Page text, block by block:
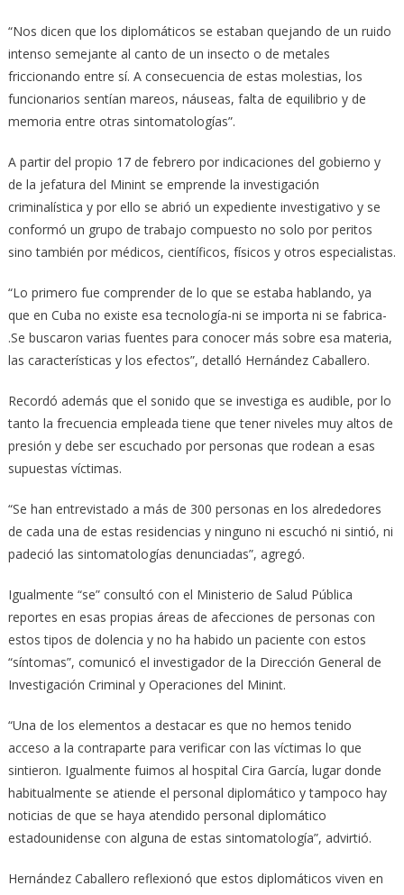
“Nos dicen que los diplomáticos se estaban quejando de un ruido
intenso semejante al canto de un insecto o de metales
friccionando entre sí. A consecuencia de estas molestias, los
funcionarios sentían mareos, náuseas, falta de equilibrio y de
memoria entre otras sintomatologías”.
A partir del propio 17 de febrero por indicaciones del gobierno y
de la jefatura del Minint se emprende la investigación
criminalística y por ello se abrió un expediente investigativo y se
conformó un grupo de trabajo compuesto no solo por peritos
sino también por médicos, científicos, físicos y otros especialistas.
“Lo primero fue comprender de lo que se estaba hablando, ya
que en Cuba no existe esa tecnología-ni se importa ni se fabrica-
.Se buscaron varias fuentes para conocer más sobre esa materia,
las características y los efectos”, detalló Hernández Caballero.
Recordó además que el sonido que se investiga es audible, por lo
tanto la frecuencia empleada tiene que tener niveles muy altos de
presión y debe ser escuchado por personas que rodean a esas
supuestas víctimas.
“Se han entrevistado a más de 300 personas en los alrededores
de cada una de estas residencias y ninguno ni escuchó ni sintió, ni
padeció las sintomatologías denunciadas”, agregó.
Igualmente “se” consultó con el Ministerio de Salud Pública
reportes en esas propias áreas de afecciones de personas con
estos tipos de dolencia y no ha habido un paciente con estos
“síntomas”, comunicó el investigador de la Dirección General de
Investigación Criminal y Operaciones del Minint.
“Una de los elementos a destacar es que no hemos tenido
acceso a la contraparte para verificar con las víctimas lo que
sintieron. Igualmente fuimos al hospital Cira García, lugar donde
habitualmente se atiende el personal diplomático y tampoco hay
noticias de que se haya atendido personal diplomático
estadounidense con alguna de estas sintomatología”, advirtió.
Hernández Caballero reflexionó que estos diplomáticos viven en